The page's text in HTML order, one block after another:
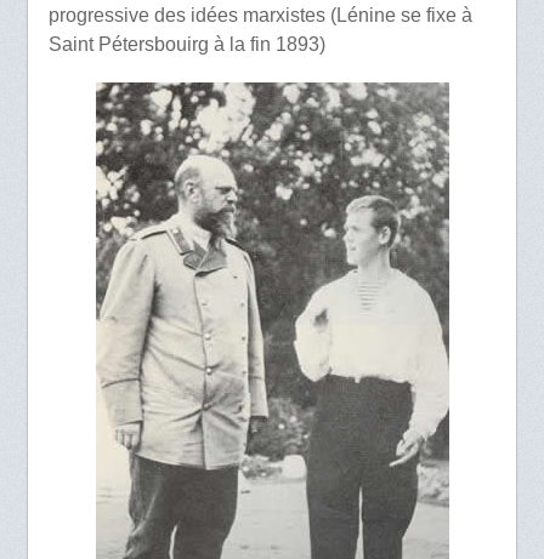
progressive des idées marxistes (Lénine se fixe à
Saint Pétersbouirg à la fin 1893)